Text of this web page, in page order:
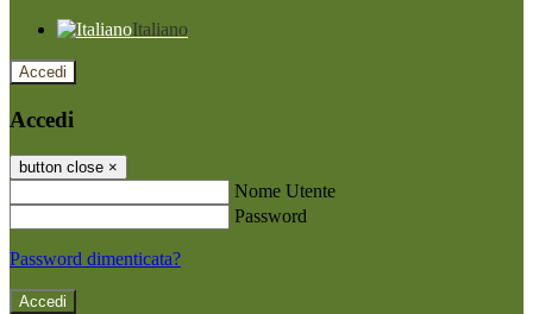
Italiano
Accedi
Accedi
button close ×
Nome Utente
Password
Password dimenticata?